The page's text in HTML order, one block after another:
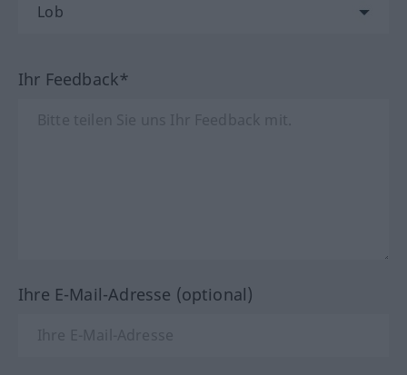
Ihr Feedback*
Ihre E-Mail-Adresse (optional)